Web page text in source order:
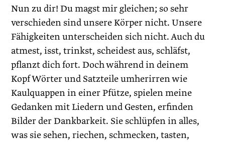
Nun zu dir! Du magst mir gleichen; so sehr
verschieden sind unsere Körper nicht. Unsere
Fähigkeiten unterscheiden sich nicht. Auch du
atmest, isst, trinkst, scheidest aus, schläfst,
pflanzt dich fort. Doch während in deinem
Kopf Wörter und Satzteile umherirren wie
Kaulquappen in einer Pfütze, spielen meine
Gedanken mit Liedern und Gesten, erfinden
Bilder der Dankbarkeit. Sie schlüpfen in alles,
was sie sehen, riechen, schmecken, tasten,